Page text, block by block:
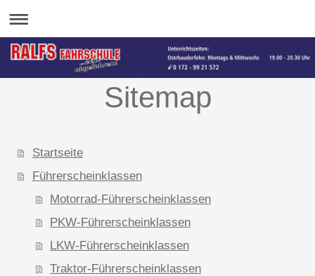
Sitemap
Startseite
Führerscheinklassen
Motorrad-Führerscheinklassen
PKW-Führerscheinklassen
LKW-Führerscheinklassen
Traktor-Führerscheinklassen